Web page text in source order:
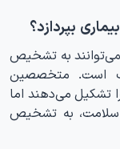
بپردازد؟
به تشخیص
است. متخصصین
تشکیل می‌دهند اما
سلامت، به تشخیص